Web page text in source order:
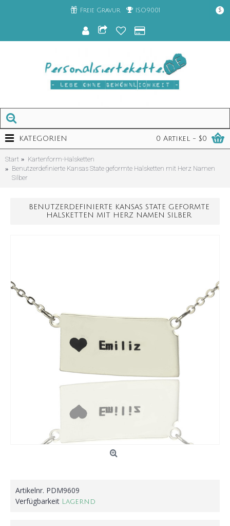
Freie Gravur ISO9001 $
0 Artikel - $0
KATEGORIEN
Start
Kartenform-Halsketten
Benutzerdefinierte Kansas State geformte Halsketten mit Herz Namen
Silber
BENUTZERDEFINIERTE KANSAS STATE GEFORMTE
HALSKETTEN MIT HERZ NAMEN SILBER
Artikelnr. PDM9609
Verfügbarkeit Lagernd